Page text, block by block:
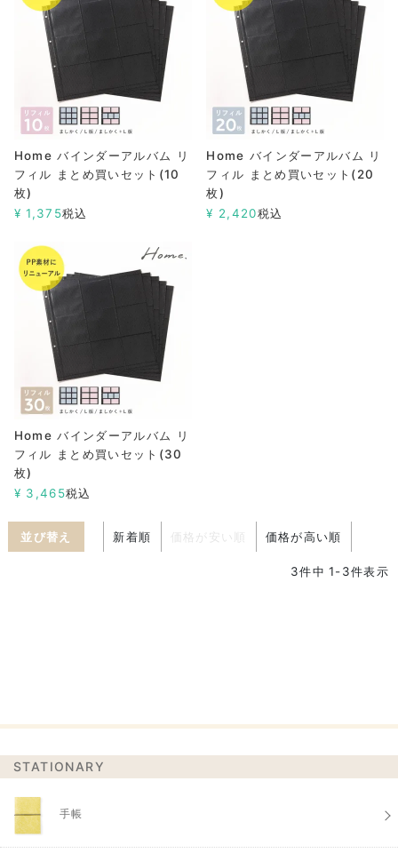
Home バインダーアルバム リ
フィル まとめ買いセット(10
枚)
¥ 1,375税込
Home バインダーアルバム リ
フィル まとめ買いセット(20
枚)
¥ 2,420税込
Home バインダーアルバム リ
フィル まとめ買いセット(30
枚)
¥ 3,465税込
並び替え 新着順 価格が安い順 価格が高い順
3件中 1-3件表示
STATIONARY
手帳